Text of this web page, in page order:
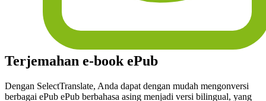
Terjemahan e-book ePub
Dengan SelectTranslate, Anda dapat dengan mudah mengonversi
berbagai ePub ePub berbahasa asing menjadi versi bilingual, yang